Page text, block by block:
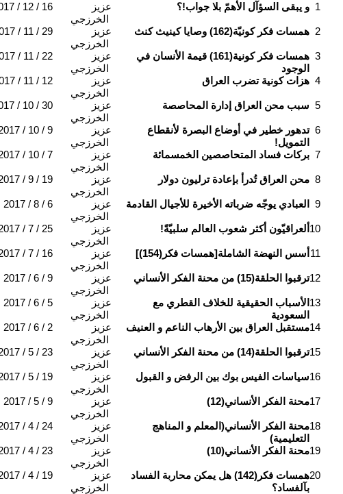
/ 12 / 16
عزيز
الخرزجي
و يبقى السؤآل الأهمّ بلا جواب!؟ 1
/ 11 / 29
عزيز
الخرزجي
همسات فكر كونيّة(162) وصايا كينيث كنث 2
/ 11 / 22
عزيز
الخرزجي
همسات فكر كونية(161) قيمة الأنسان في
الوجود
3
/ 11 / 12
عزيز
الخرزجي
هزات كونية تضرب العراق 4
/ 10 / 30
عزيز
الخرزجي
سبب محن العراق إدارة المحاصصة 5
/ 10 / 9
عزيز
الخرزجي
تدهور خطير في أوضاع البصرة لأنقطاع
التمويل!
6
/ 10 / 7
عزيز
الخرزجي
بركات فساد المتحاصصين الخمسمائة 7
/ 9 / 19
عزيز
الخرزجي
محن العراق تُدرأ بإعادة ترليون دولار 8
2017 / 8 / 6
عزيز
الخرزجي
العبادي يوجّه ضرباته الأخيرة للأجيال القادمة 9
/ 7 / 25
عزيز
الخرزجي
ألعراقيّون أكثر شعوب العالم سلبيّةً!10
/ 7 / 16
عزيز
الخرزجي
أسس النهضة الشاملة[همسات فكر(154)] 11
2017 / 6 / 9
عزيز
الخرزجي
ترقبوا الحلقة(15) من محنة الفكر الأنساني12
2017 / 6 / 5
عزيز
الخرزجي
الأسباب الحقيقية للخلاف القطري مع
السعودية
13
2017 / 6 / 2
عزيز
الخرزجي
مستقبل العراق بين الأرهاب الناعم و العنيف14
/ 5 / 23
عزيز
الخرزجي
ترقبوا الحلقة(14) من محنة الفكر الأنساني15
/ 5 / 19
عزيز
الخرزجي
سياسات الفيس بوك بين الرفض و القبول16
2017 / 5 / 9
عزيز
الخرزجي
محنة الفكر الأنساني(12)17
/ 4 / 24
عزيز
الخرزجي
محنة الفكر الأنساني(المعلم و المناهج
التعليمية)
18
/ 4 / 23
عزيز
الخرزجي
محنة الفكر الأنساني(10)19
/ 4 / 19
عزيز
الخرزجي
همسات فكر(142) هل يمكن محاربة الفساد
بآلفساد؟
20